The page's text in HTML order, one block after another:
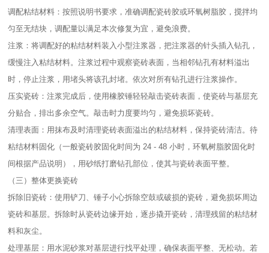
调配粘结材料：按照说明书要求，准确调配瓷砖胶或环氧树脂胶，搅拌均
匀至无结块，调配量以满足本次修复为宜，避免浪费。​
注浆：将调配好的粘结材料装入小型注浆器，把注浆器的针头插入钻孔，
缓慢注入粘结材料。注浆过程中观察瓷砖表面，当相邻钻孔有材料溢出
时，停止注浆，用堵头将该孔封堵。依次对所有钻孔进行注浆操作。​
压实瓷砖：注浆完成后，使用橡胶锤轻轻敲击瓷砖表面，使瓷砖与基层充
分贴合，排出多余空气。敲击时力度要均匀，避免损坏瓷砖。​
清理表面：用抹布及时清理瓷砖表面溢出的粘结材料，保持瓷砖清洁。待
粘结材料固化（一般瓷砖胶固化时间为 24 - 48 小时，环氧树脂胶固化时
间根据产品说明），用砂纸打磨钻孔部位，使其与瓷砖表面平整。​
（三）整体更换瓷砖​
拆除旧瓷砖：使用铲刀、锤子小心拆除空鼓或破损的瓷砖，避免损坏周边
瓷砖和基层。拆除时从瓷砖边缘开始，逐步撬开瓷砖，清理残留的粘结材
料和灰尘。​
处理基层：用水泥砂浆对基层进行找平处理，确保表面平整、无松动。若